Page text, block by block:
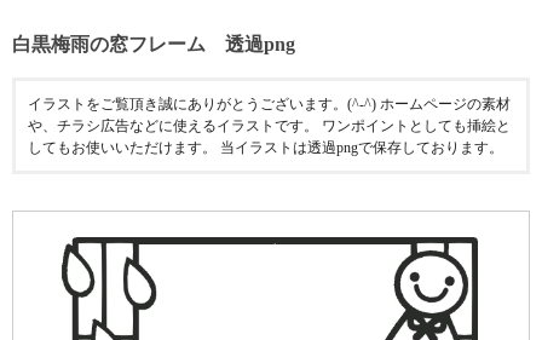
白黒梅雨の窓フレーム 透過png
イラストをご覧頂き誠にありがとうございます。(^-^) ホームページの素材
や、チラシ広告などに使えるイラストです。 ワンポイントとしても挿絵と
してもお使いいただけます。 当イラストは透過pngで保存しております。